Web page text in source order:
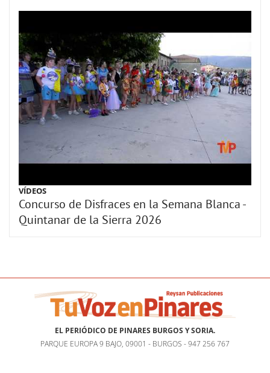
VÍDEOS
Concurso de Disfraces en la Semana Blanca -
Quintanar de la Sierra 2026
EL PERIÓDICO DE PINARES BURGOS Y SORIA.
PARQUE EUROPA 9 BAJO, 09001 - BURGOS - 947 256 767